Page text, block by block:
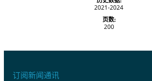
2021-2024
页数:
200
订阅新闻通讯